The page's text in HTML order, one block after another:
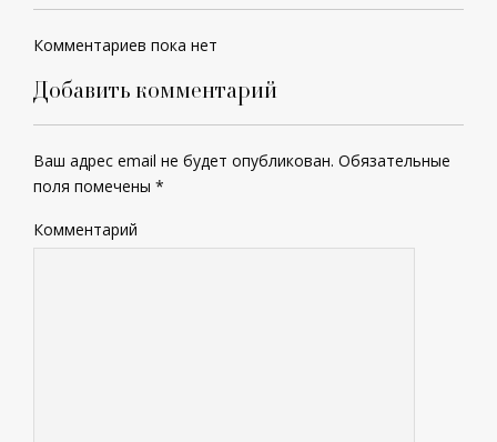
Комментариев пока нет
Добавить комментарий
Ваш адрес email не будет опубликован. Обязательные
поля помечены *
Комментарий